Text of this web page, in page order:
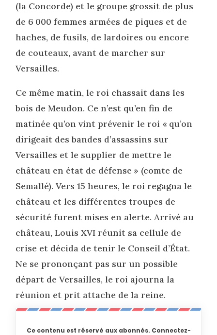
(la Concorde) et le groupe grossit de plus
de 6 000 femmes armées de piques et de
haches, de fusils, de lardoires ou encore
de couteaux, avant de marcher sur
Versailles.
Ce même matin, le roi chassait dans les
bois de Meudon. Ce n’est qu’en fin de
matinée qu’on vint prévenir le roi « qu’on
dirigeait des bandes d’assassins sur
Versailles et le supplier de mettre le
château en état de défense » (comte de
Semallé). Vers 15 heures, le roi regagna le
château et les différentes troupes de
sécurité furent mises en alerte. Arrivé au
château, Louis XVI réunit sa cellule de
crise et décida de tenir le Conseil d’État.
Ne se prononçant pas sur un possible
départ de Versailles, le roi ajourna la
réunion et prit attache de la reine.
Ce contenu est réservé aux abonnés. Connectez-